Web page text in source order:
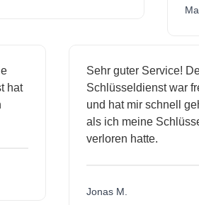
hat
Sehr guter Service!
Schlüsseldienst war
und hat mir schnell
als ich meine
verloren hatte.
Jonas M.